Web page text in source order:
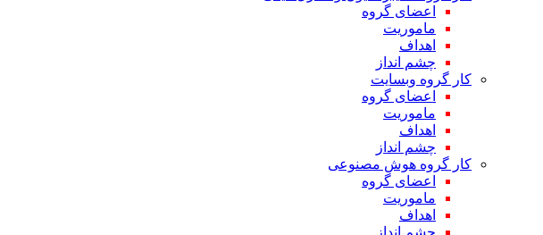
اعضای گروه
ماموریت
اهداف
چشم انداز
کار گروه وبسایت
اعضای گروه
ماموریت
اهداف
چشم انداز
کار گروه هوش مصنوعی
اعضای گروه
ماموریت
اهداف
چشم انداز